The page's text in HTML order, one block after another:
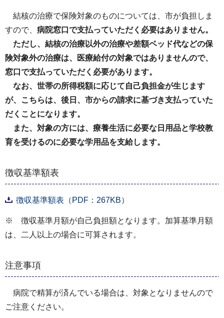
結核の治療で保険対象のものについては、市が負担しま
すので、 病院窓口で支払っていただく必要はありません。
ただし、結核の治療以外の治療や差額ベッド代などの保
険対象外の治療は、医療給付の対象ではありませんので、
窓口で支払っていただく必要があります。
なお、世帯の所得税額に応じて自己負担金が生じます
が、こちらは、後日、市からの請求に基づき支払っていた
だくことになります。
また、対象の方には、療養生活に必要な日用品と学校教
育を受けるのに必要な学用品を支給します。
徴収基準額表
徴収基準額表（PDF：267KB）
※ 徴収基準月額が自己負担額となります。加算基準月額
は、二人以上の場合に可算されます。
注意事項
病院で精算が済んでいる場合は、対象となりませんので
ご注意ください。